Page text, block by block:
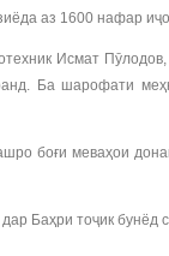
аз 1600 нафар
Исмат
Ба шарофати
боғи меваҳои
Баҳри тоҷик